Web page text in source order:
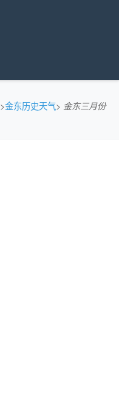
>金东历史天气> 金东三月份